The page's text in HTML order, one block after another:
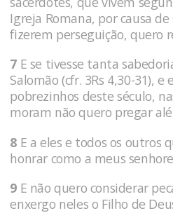
Igreja Romana, por causa
fizerem perseguição, quero
7 E se tivesse tanta
Salomão (cfr. 3Rs 4,30-31),
pobrezinhos deste século,
moram não quero pregar
8 E a eles e todos os outros
honrar como a meus
9 E não quero considerar
enxergo neles o Filho de